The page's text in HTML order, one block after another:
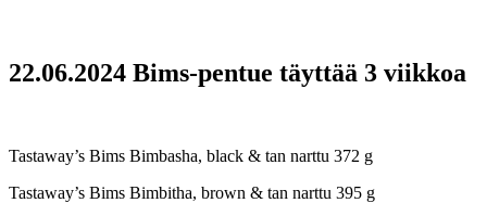
22.06.2024 Bims-pentue täyttää 3 viikkoa
Tastaway’s Bims Bimbasha, black & tan narttu 372 g
Tastaway’s Bims Bimbitha, brown & tan narttu 395 g